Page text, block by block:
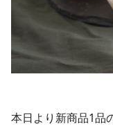
本日より新商品1品